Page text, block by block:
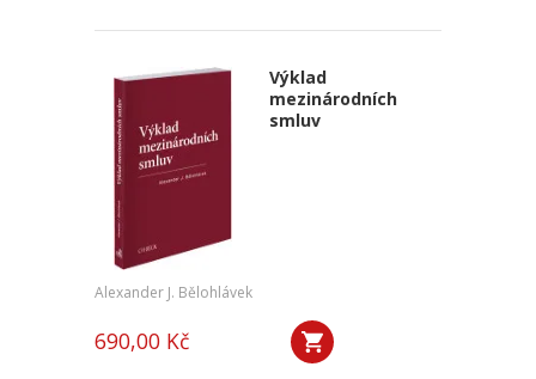
Výklad
mezinárodních
smluv
Alexander J. Bělohlávek
690,00 Kč